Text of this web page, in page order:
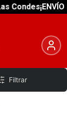
Condes¡ENVÍO
Filtrar